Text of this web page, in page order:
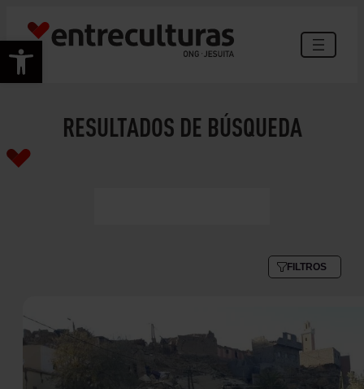
Abrir barra de herramientas
RESULTADOS DE BÚSQUEDA
FILTROS